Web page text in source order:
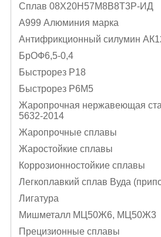
Cплав 08Х20Н57М8В8Т3Р-ИД
А999 Алюминия марка
Антифрикционный силумин
БрОФ6,5-0,4
Быстрорез Р18
Быстрорез Р6М5
Жаропрочная нержавеющая
5632-2014
Жаропрочные сплавы
Жаростойкие сплавы
Коррозионностойкие сплавы
Легкоплавкий сплав Вуда
Лигатура
Мишметалл МЦ50Ж6, МЦ50Ж3
Прецизионные сплавы